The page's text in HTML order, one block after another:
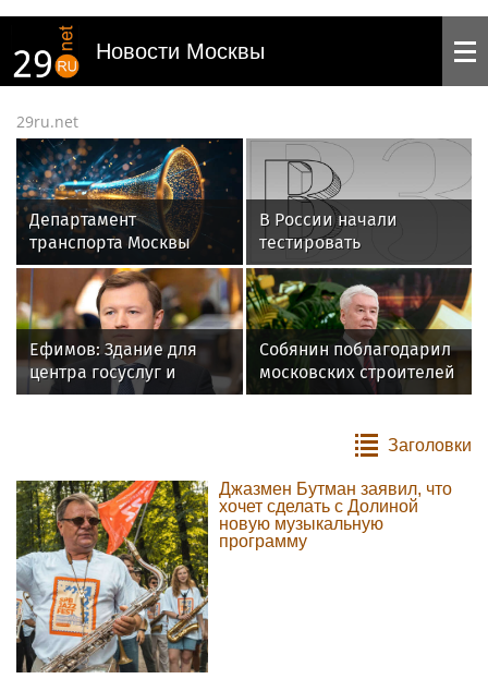
Новости Москвы
29ru.net
Департамент
транспорта Москвы
сообщил о задержке
трамваев №6
В России начали
тестировать
беспилотный поезд
«Ласточка»
Ефимов: Здание для
центра госуслуг и
Дворца бракосочетания
Собянин поблагодарил
московских строителей
за создание лучшего
Заголовки
Джазмен Бутман заявил, что
хочет сделать с Долиной
новую музыкальную
программу